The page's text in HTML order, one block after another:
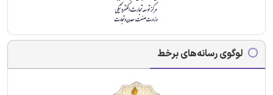
لوگوی رسانه‌های برخط